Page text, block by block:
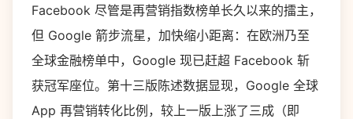
Facebook 尽管是再营销指数榜单长久以来的擂主，
但 Google 箭步流星，加快缩小距离：在欧洲乃至
全球金融榜单中，Google 现已赶超 Facebook 斩
获冠军座位。第十三版陈述数据显现，Google 全球
App 再营销转化比例，较上一版上涨了三成（即